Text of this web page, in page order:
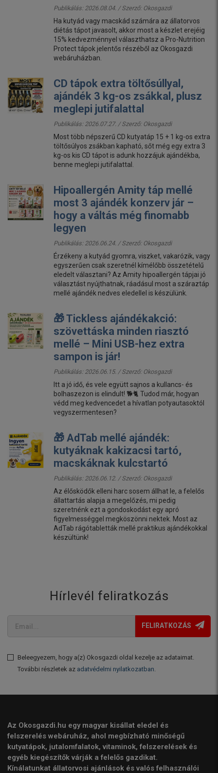
Publikálás: 2026.08.04. / Szerző: Okosgazdi
Ha kutyád vagy macskád számára az állatorvos
diétás tápot javasolt, akkor most a készlet erejéig
15% kedvezménnyel választhatsz a Pro-Nutrition
Protect tápok jelentős részéből az Okosgazdi
webáruházban.
CD tápok extra töltősúllyal,
ajándék 3 kg-os zsákkal, plusz
meglepi jutifalattal
Publikálás: 2026.07.27. / Szerző: Okosgazdi
Most több népszerű CD kutyatáp 15 + 1 kg-os extra
töltősúlyos zsákban kapható, sőt még egy extra 3
kg-os kis CD tápot is adunk hozzájuk ajándékba,
benne meglepi jutifalattal.
Hipoallergén Amity táp mellé
most 3 ajándék konzerv jár –
hogy a váltás még finomabb
legyen
Publikálás: 2026.06.24. / Szerző: Okosgazdi
Érzékeny a kutyád gyomra, viszket, vakarózik, vagy
egyszerűen csak szeretnél kímélőbb összetételű
eledelt választani? Az Amity hipoallergén tápjai jó
választást nyújthatnak, ráadásul most a száraztáp
mellé ajándék nedves eledellel is készülünk.
🎁 Tickless ajándékakció:
szövettáska minden riasztó
mellé – Mini USB-hez extra
sampon is jár!
Publikálás: 2026.06.15. / Szerző: Okosgazdi
Itt a jó idő, és vele együtt sajnos a kullancs- és
bolhaszezon is elindult! 🐕🐈 Tudod már, hogyan
védd meg kedvencedet a hívatlan potyautasoktól
vegyszermentesen?
🎁 AdTab mellé ajándék:
kutyáknak kakizacsi tartó,
macskáknak kulcstartó
Publikálás: 2026.06.12. / Szerző: Okosgazdi
Az élősködők elleni harc sosem állhat le, a felelős
állattartás alapja a megelőzés, mi pedig
szeretnénk ezt a gondoskodást egy apró
figyelmességgel megköszönni nektek. Most az
AdTab rágótabletták mellé praktikus ajándékokkal
készültünk!
Hírlevél feliratkozás
FELIRATKOZÁS
Beleegyezem, hogy a(z) Okosgazdi oldal kezelje az adataimat.
További részletek az adatvédelmi nyilatkozatban.
Az Okosgazdi.hu egy magyar kisállat eledel és
felszerelés webáruház, ahol megbízható minőségű
kutyatápok, jutalomfalatok, vitaminok, felszerelések és
egyéb kiegészítők várják a felelős gazdikat.
Kínálatunkat állatorvosi ajánlások és valós felhasználói